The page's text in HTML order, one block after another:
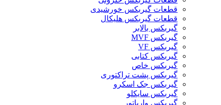
قطعات گيربکس خورشيدی
قطعات گیربکس هلیکال
گيربکس بالابر
گیربکس MVF
گیربکس VF
گیربکس کتابی
گیربکس خاص
گیربکس پشت تراکتوری
گیربکس جک اسکرو
گیربکس سایکلو
گیربکس واریاتور